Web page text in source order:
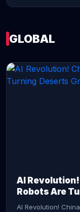
GLOBAL
AI Revolution!
Robots Are
AI Revolution!